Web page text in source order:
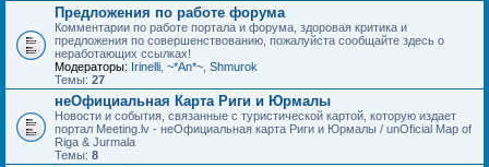
Предложения по работе форума
Комментарии по работе портала и форума, здоровая критика и
предложения по совершенствованию, пожалуйста сообщайте здесь о
неработающих ссылках!
Модераторы: Irinelli ~*An*~ Shmurok
Темы: 27
неОфициальная Карта Риги и Юрмалы
Новости и события, связанные с туристической картой, которую издает
портал Meeting.lv - неОфициальная карта Риги и Юрмалы / unOficial Map of
Riga & Jurmala
Темы: 8